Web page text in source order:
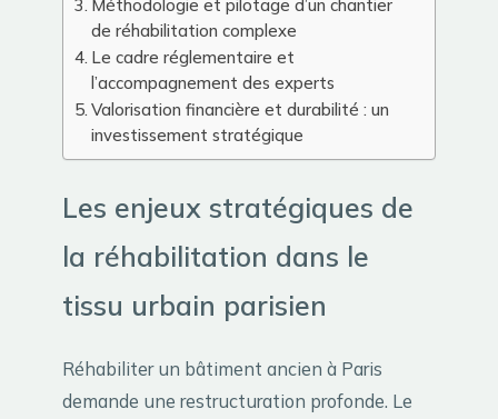
Méthodologie et pilotage d’un chantier
de réhabilitation complexe
Le cadre réglementaire et
l’accompagnement des experts
Valorisation financière et durabilité : un
investissement stratégique
Les enjeux stratégiques de
la réhabilitation dans le
tissu urbain parisien
Réhabiliter un bâtiment ancien à Paris
demande une restructuration profonde. Le